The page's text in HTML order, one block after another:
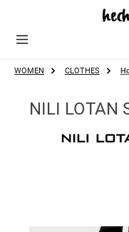
Zum Hauptinhalt springen
WOMEN CLOTHES
NILI LOTAN